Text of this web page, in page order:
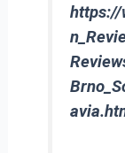
https://